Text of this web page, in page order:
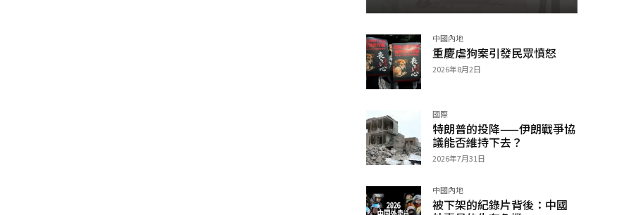
加入 中國內地
重慶虐狗案引發民眾憤怒
2026年8月2日
國際
特朗普的投降——伊朗戰爭協
議能否維持下去？
2026年7月31日
中國內地
被下架的紀錄片背後：中國